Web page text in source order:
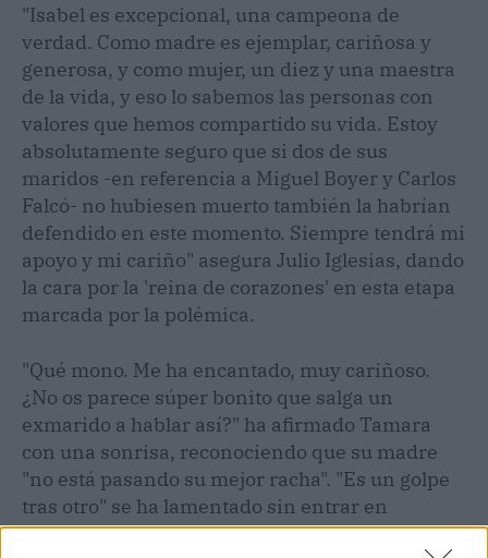
"Isabel es excepcional, una campeona de
verdad. Como madre es ejemplar, cariñosa y
generosa, y como mujer, un diez y una maestra
de la vida, y eso lo sabemos las personas con
valores que hemos compartido su vida. Estoy
absolutamente seguro que si dos de sus
maridos -en referencia a Miguel Boyer y Carlos
Falcó- no hubiesen muerto también la habrían
defendido en este momento. Siempre tendrá mi
apoyo y mi cariño" asegura Julio Iglesias, dando
la cara por la 'reina de corazones' en esta etapa
marcada por la polémica.
"Qué mono. Me ha encantado, muy cariñoso.
¿No os parece súper bonito que salga un
exmarido a hablar así?" ha afirmado Tamara
con una sonrisa, reconociendo que su madre
"no está pasando su mejor racha". "Es un golpe
tras otro" se ha lamentado sin entrar en
detalles.